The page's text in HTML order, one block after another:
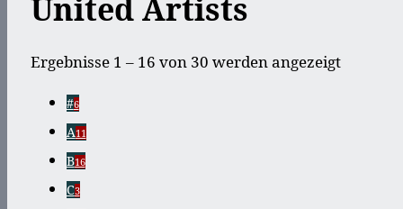
United Artists
Ergebnisse 1 – 16 von 30 werden angezeigtNach
#6
A11
B16
C3